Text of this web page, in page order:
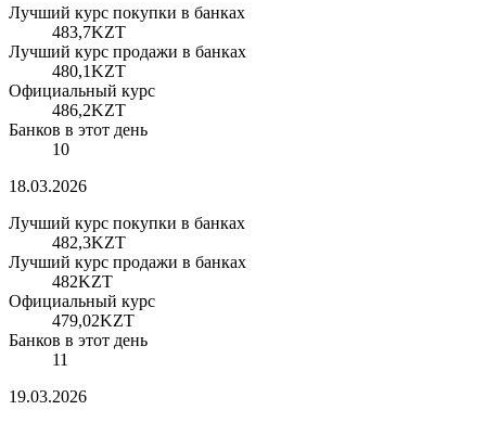
Лучший курс покупки в банках
483,7KZT
Лучший курс продажи в банках
480,1KZT
Официальный курс
486,2KZT
Банков в этот день
10
18.03.2026
Лучший курс покупки в банках
482,3KZT
Лучший курс продажи в банках
482KZT
Официальный курс
479,02KZT
Банков в этот день
11
19.03.2026